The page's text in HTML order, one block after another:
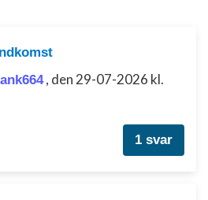
, den 29-07-2026 kl.
1 svar